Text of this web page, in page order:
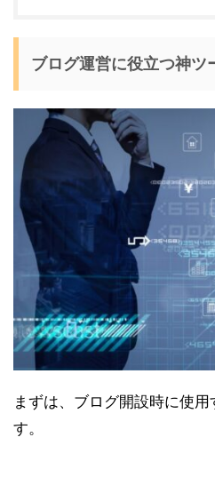
ブログ運営に役立つ神ツ
まずは、ブログ開設時に使
す。